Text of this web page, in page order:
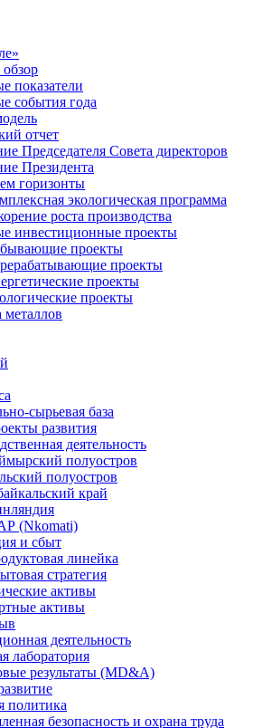
показатели
события года
отчет
Председателя Совета директоров
Президента
горизонты
экологическая программа
роста производства
инвестиционные проекты
проекты
проекты
проекты
проекты
сырьевая база
развития
деятельность
полуостров
полуостров
край
(Nkomati)
и сбыт
линейка
стратегия
активы
активы
деятельность
лаборатория
результаты (MD&A)
политика
безопасность и охрана труда